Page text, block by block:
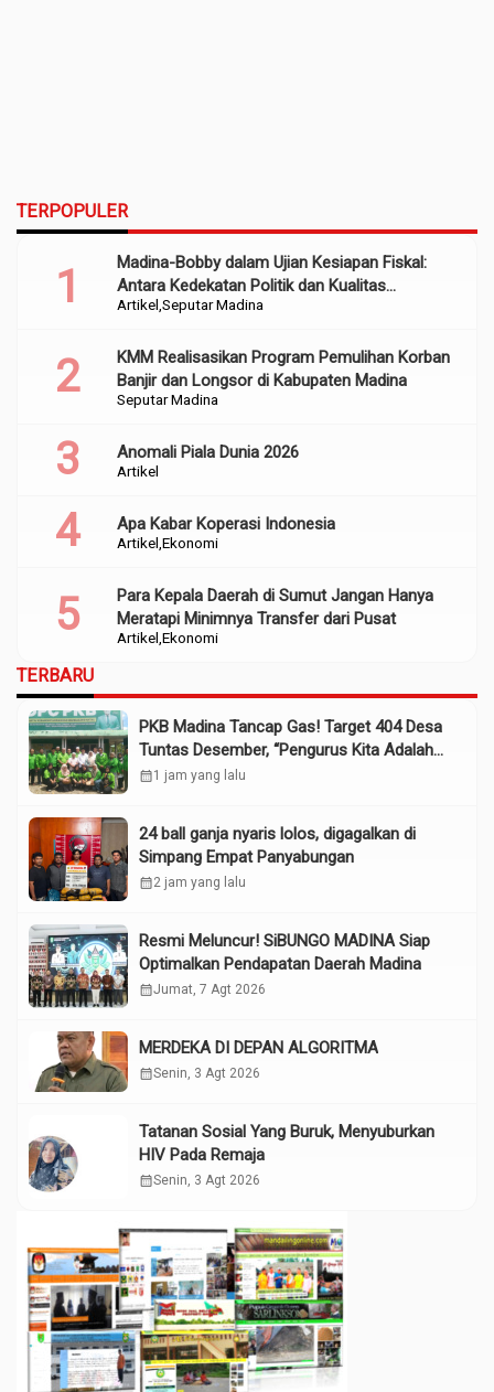
TERPOPULER
Artikel Seputar Madina
Madina-Bobby dalam Ujian Kesiapan Fiskal:
Antara Kedekatan Politik dan Kualitas
Perencanaan
Seputar Madina
KMM Realisasikan Program Pemulihan Korban
Banjir dan Longsor di Kabupaten Madina
Artikel
Anomali Piala Dunia 2026
Artikel Ekonomi
Apa Kabar Koperasi Indonesia
Artikel Ekonomi
Para Kepala Daerah di Sumut Jangan Hanya
Meratapi Minimnya Transfer dari Pusat
TERBARU
PKB Madina Tancap Gas! Target 404 Desa
Tuntas Desember, “Pengurus Kita Adalah
Tokoh”
calendar_month1 jam yang lalu
24 ball ganja nyaris lolos, digagalkan di
Simpang Empat Panyabungan
calendar_month2 jam yang lalu
Resmi Meluncur! SiBUNGO MADINA Siap
Optimalkan Pendapatan Daerah Madina
calendar_monthJumat, 7 Agt 2026
MERDEKA DI DEPAN ALGORITMA
calendar_monthSenin, 3 Agt 2026
Tatanan Sosial Yang Buruk, Menyuburkan
HIV Pada Remaja
calendar_monthSenin, 3 Agt 2026